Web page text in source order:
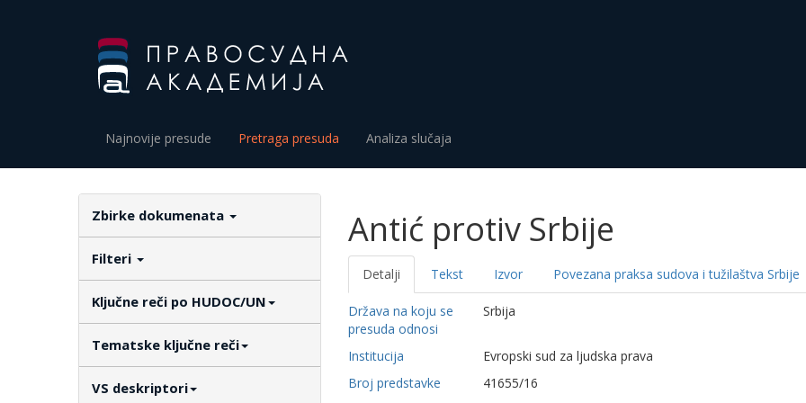
Najnovije presude Pretraga presuda Analiza slučaja
Zbirke dokumenata
Filteri
Ključne reči po HUDOC/UN
Tematske ključne reči
VS deskriptori
Antić protiv Srbije
Detalji Tekst Izvor Povezana praksa sudova i tužilaštva Srbije
Država na koju se
presuda odnosi
Srbija
Institucija
Evropski sud za ljudska prava
Broj predstavke
41655/16